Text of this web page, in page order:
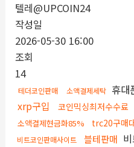
텔레@UPCOIN24
작성일
2026-05-30 16:00
조회
14
테더코인판매 소액결제세탁 휴대
xrp구입
코인믹싱최저수수료
소액결제현금화85% trc20구매
비트코인판매사이트 블테판매